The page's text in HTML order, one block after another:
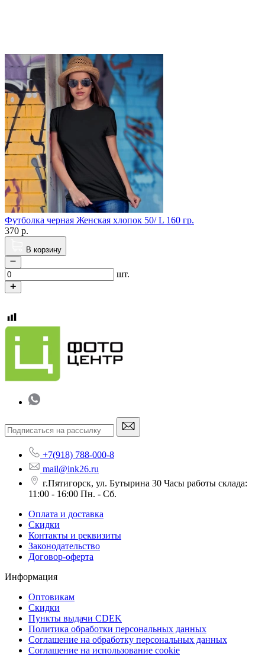
Футболка черная Женская хлопок 50/ L 160 гр.
370 р.
В корзину
шт.
+7(918) 788-000-8
mail@ink26.ru
г.Пятигорск, ул. Бутырина 30 Часы работы склада:
11:00 - 16:00 Пн. - Сб.
Оплата и доставка
Скидки
Контакты и реквизиты
Законодательство
Договор-оферта
Информация
Оптовикам
Скидки
Пункты выдачи CDEK
Политика обработки персональных данных
Соглашение на обработку персональных данных
Соглашение на использование cookie